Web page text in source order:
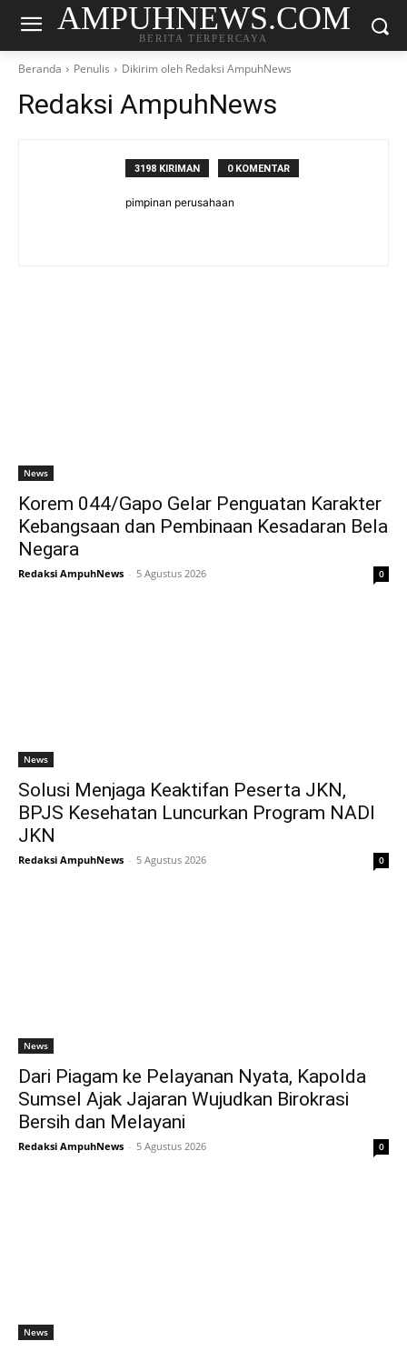
AMPUHNEWS.COM
BERITA TERPERCAYA
Beranda Penulis Dikirim oleh Redaksi AmpuhNews
Redaksi AmpuhNews
3198 KIRIMAN 0 KOMENTAR
pimpinan perusahaan
News
Korem 044/Gapo Gelar Penguatan Karakter
Kebangsaan dan Pembinaan Kesadaran Bela
Negara
Redaksi AmpuhNews - 5 Agustus 2026 0
News
Solusi Menjaga Keaktifan Peserta JKN,
BPJS Kesehatan Luncurkan Program NADI
JKN
Redaksi AmpuhNews - 5 Agustus 2026 0
News
Dari Piagam ke Pelayanan Nyata, Kapolda
Sumsel Ajak Jajaran Wujudkan Birokrasi
Bersih dan Melayani
Redaksi AmpuhNews - 5 Agustus 2026 0
News